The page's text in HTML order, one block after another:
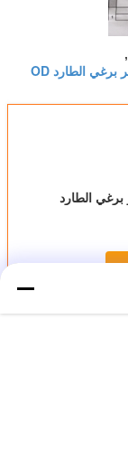
,
عناصر برغي الطارد من Coperion ZSK250 ، عناصر برغي الطارد OD